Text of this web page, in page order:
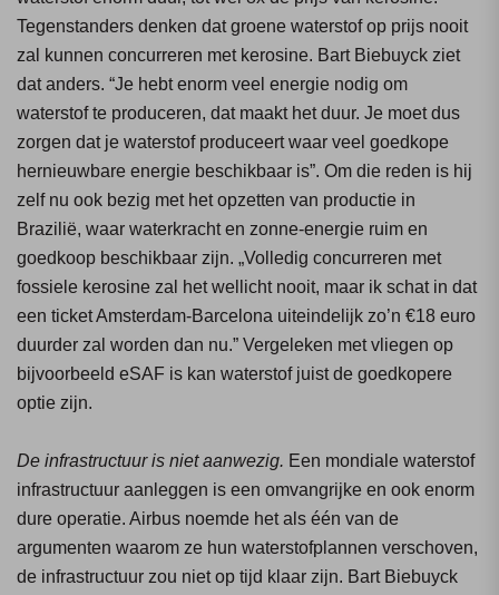
Tegenstanders denken dat groene waterstof op prijs nooit
zal kunnen concurreren met kerosine. Bart Biebuyck ziet
dat anders. “Je hebt enorm veel energie nodig om
waterstof te produceren, dat maakt het duur. Je moet dus
zorgen dat je waterstof produceert waar veel goedkope
hernieuwbare energie beschikbaar is”. Om die reden is hij
zelf nu ook bezig met het opzetten van productie in
Brazilië, waar waterkracht en zonne-energie ruim en
goedkoop beschikbaar zijn. „Volledig concurreren met
fossiele kerosine zal het wellicht nooit, maar ik schat in dat
een ticket Amsterdam-Barcelona uiteindelijk zo’n €18 euro
duurder zal worden dan nu.” Vergeleken met vliegen op
bijvoorbeeld eSAF is kan waterstof juist de goedkopere
optie zijn.
De infrastructuur is niet aanwezig. Een mondiale waterstof
infrastructuur aanleggen is een omvangrijke en ook enorm
dure operatie. Airbus noemde het als één van de
argumenten waarom ze hun waterstofplannen verschoven,
de infrastructuur zou niet op tijd klaar zijn. Bart Biebuyck